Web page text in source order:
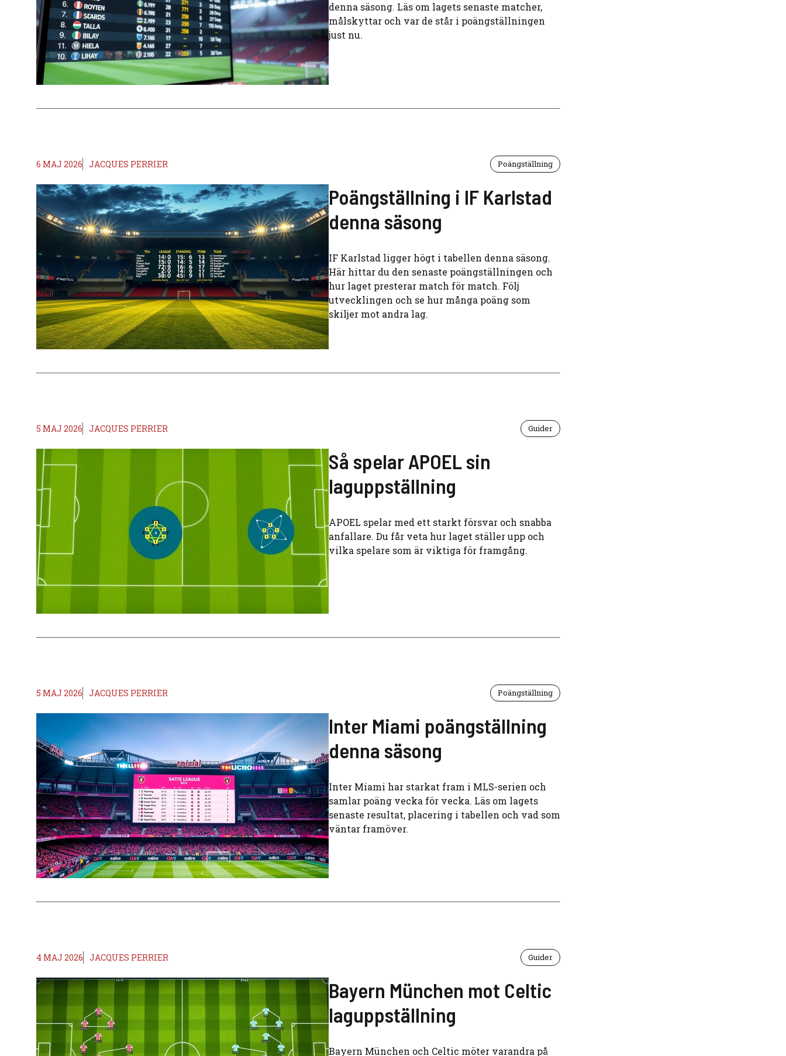
denna säsong. Läs om lagets senaste matcher,
målskyttar och var de står i poängställningen
just nu.
6 MAJ 2026 JACQUES PERRIER Poängställning
Poängställning i IF Karlstad
denna säsong
IF Karlstad ligger högt i tabellen denna säsong.
Här hittar du den senaste poängställningen och
hur laget presterar match för match. Följ
utvecklingen och se hur många poäng som
skiljer mot andra lag.
5 MAJ 2026 JACQUES PERRIER Guider
Så spelar APOEL sin
laguppställning
APOEL spelar med ett starkt försvar och snabba
anfallare. Du får veta hur laget ställer upp och
vilka spelare som är viktiga för framgång.
5 MAJ 2026 JACQUES PERRIER Poängställning
Inter Miami poängställning
denna säsong
Inter Miami har starkat fram i MLS-serien och
samlar poäng vecka för vecka. Läs om lagets
senaste resultat, placering i tabellen och vad som
väntar framöver.
4 MAJ 2026 JACQUES PERRIER Guider
Bayern München mot Celtic
laguppställning
Bayern München och Celtic möter varandra på